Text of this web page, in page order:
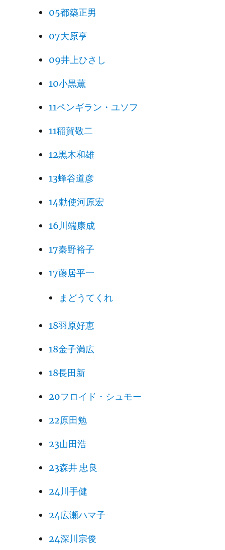
05都築正男
07大原亨
09井上ひさし
10小黒薫
11ペンギラン・ユソフ
11稲賀敬二
12黒木和雄
13蜂谷道彦
14勅使河原宏
16川端康成
17秦野裕子
17藤居平一
まどうてくれ
18羽原好恵
18金子満広
18長田新
20フロイド・シュモー
22原田勉
23山田浩
23森井 忠良
24川手健
24広瀬ハマ子
24深川宗俊